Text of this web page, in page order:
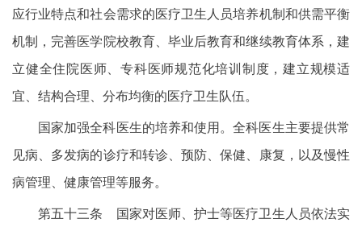
应行业特点和社会需求的医疗卫生人员培养机制和供需平衡
机制，完善医学院校教育、毕业后教育和继续教育体系，建
立健全住院医师、专科医师规范化培训制度，建立规模适
宜、结构合理、分布均衡的医疗卫生队伍。
国家加强全科医生的培养和使用。全科医生主要提供常
见病、多发病的诊疗和转诊、预防、保健、康复，以及慢性
病管理、健康管理等服务。
第五十三条 国家对医师、护士等医疗卫生人员依法实